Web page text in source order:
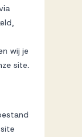
wij je
site.